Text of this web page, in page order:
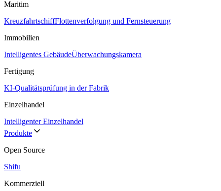
Maritim
KreuzfahrtschiffFlottenverfolgung und Fernsteuerung
Immobilien
Intelligentes GebäudeÜberwachungskamera
Fertigung
KI-Qualitätsprüfung in der Fabrik
Einzelhandel
Intelligenter Einzelhandel
Produkte
Open Source
Shifu
Kommerziell